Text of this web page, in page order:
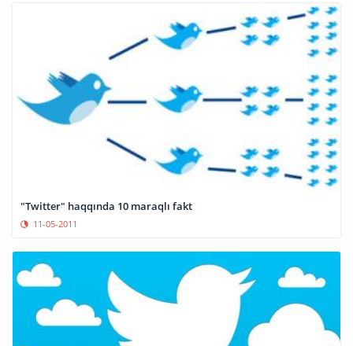
"Twitter" haqqında 10 maraqlı fakt
11-05-2011